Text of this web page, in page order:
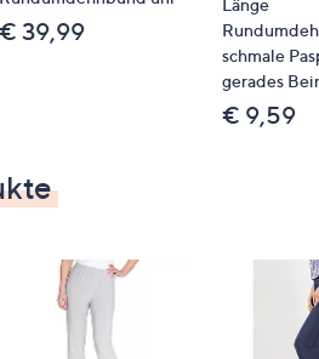
auf ein ganz neues Level.
cm
€ 39,99
schmale
gerades
€ 9,59